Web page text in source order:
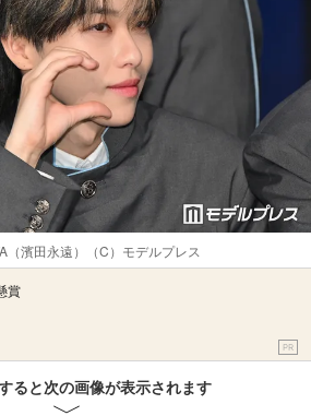
（濱田永遠）（C）モデルプレス
賞
PR
ると次の画像が表示されます